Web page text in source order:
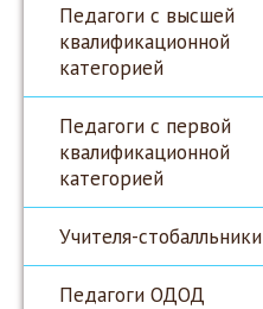
Педагоги с высшей
квалификационной
категорией
Педагоги с первой
квалификационной
категорией
Учителя-стобалльники
Педагоги ОДОД